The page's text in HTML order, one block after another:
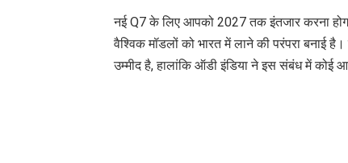
नई Q7 के लिए आपको 2027 तक इंतजार करना
वैश्विक मॉडलों को भारत में लाने की परंपरा बनाई
उम्मीद है, हालांकि ऑडी इंडिया ने इस संबंध में कोई